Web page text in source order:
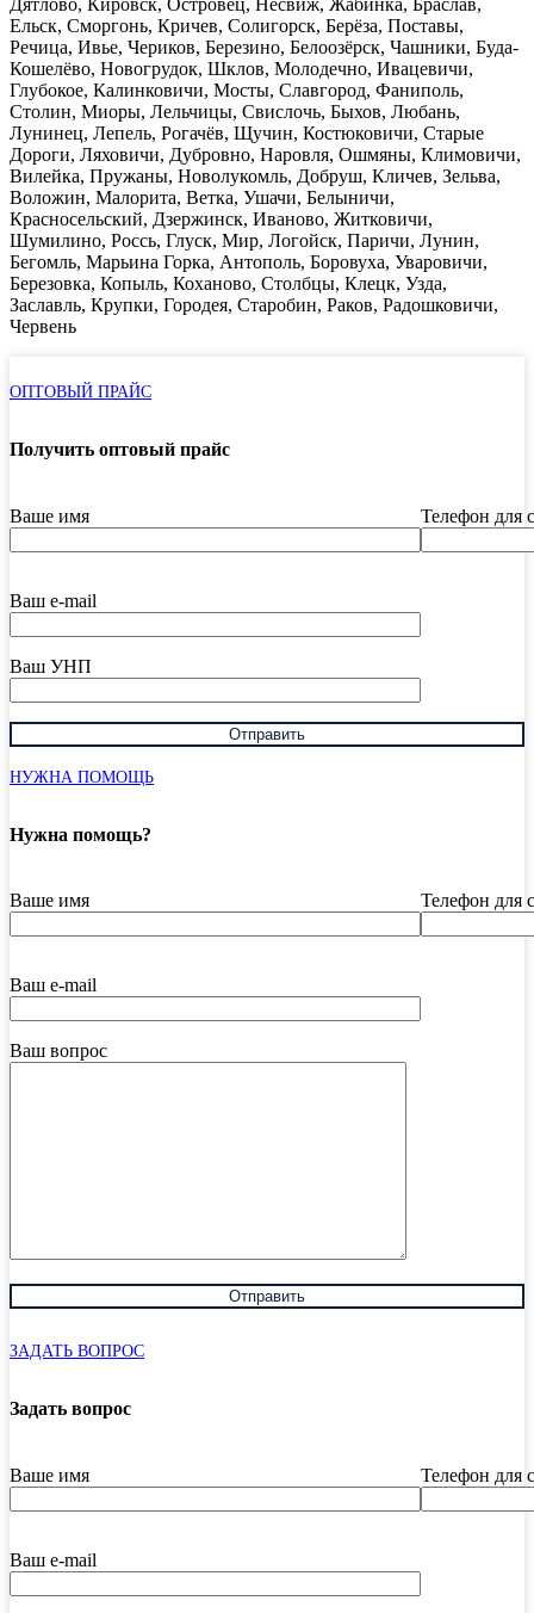
Дятлово, Кировск, Островец, Несвиж, Жабинка, Браслав,
Ельск, Сморгонь, Кричев, Солигорск, Берёза, Поставы,
Речица, Ивье, Чериков, Березино, Белоозёрск, Чашники, Буда-
Кошелёво, Новогрудок, Шклов, Молодечно, Ивацевичи,
Глубокое, Калинковичи, Мосты, Славгород, Фаниполь,
Столин, Миоры, Лельчицы, Свислочь, Быхов, Любань,
Лунинец, Лепель, Рогачёв, Щучин, Костюковичи, Старые
Дороги, Ляховичи, Дубровно, Наровля, Ошмяны, Климовичи,
Вилейка, Пружаны, Новолукомль, Добруш, Кличев, Зельва,
Воложин, Малорита, Ветка, Ушачи, Белыничи,
Красносельский, Дзержинск, Иваново, Житковичи,
Шумилино, Россь, Глуск, Мир, Логойск, Паричи, Лунин,
Бегомль, Марьина Горка, Антополь, Боровуха, Уваровичи,
Березовка, Копыль, Коханово, Столбцы, Клецк, Узда,
Заславль, Крупки, Городея, Старобин, Раков, Радошковичи,
Червень
ОПТОВЫЙ ПРАЙС
Получить оптовый прайс
Ваше имя Телефон для
Ваш e-mail
Ваш УНП
НУЖНА ПОМОЩЬ
Нужна помощь?
Ваше имя Телефон для
Ваш e-mail
Ваш вопрос
ЗАДАТЬ ВОПРОС
Задать вопрос
Ваше имя Телефон для
Ваш e-mail